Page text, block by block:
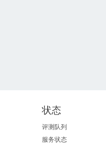
状态
评测队列
服务状态